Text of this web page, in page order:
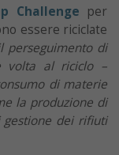
Challenge per
essere riciclate
perseguimento di
volta al riciclo –
di materie
la produzione di
dei rifiuti